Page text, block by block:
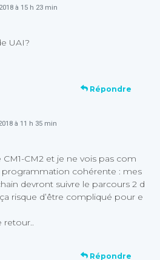
à 15 h 23 min
UAI?
Répondre
à 11 h 35 min
CM1-CM2 et je ne vois pas com
programmation cohérente : mes
devront suivre le parcours 2 d
risque d’être compliqué pour e
retour..
Répondre